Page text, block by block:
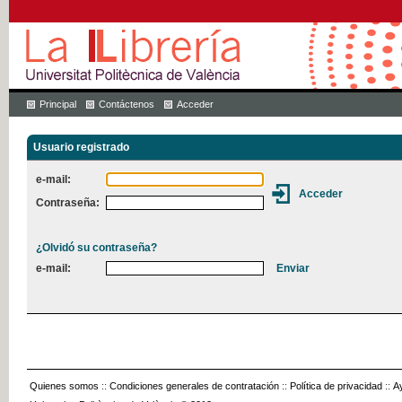
Principal Contáctenos Acceder
Usuario registrado
e-mail:
Contraseña:
¿Olvidó su contraseña?
e-mail:
Quienes somos :: Condiciones generales de contratación :: Política de privacidad ::